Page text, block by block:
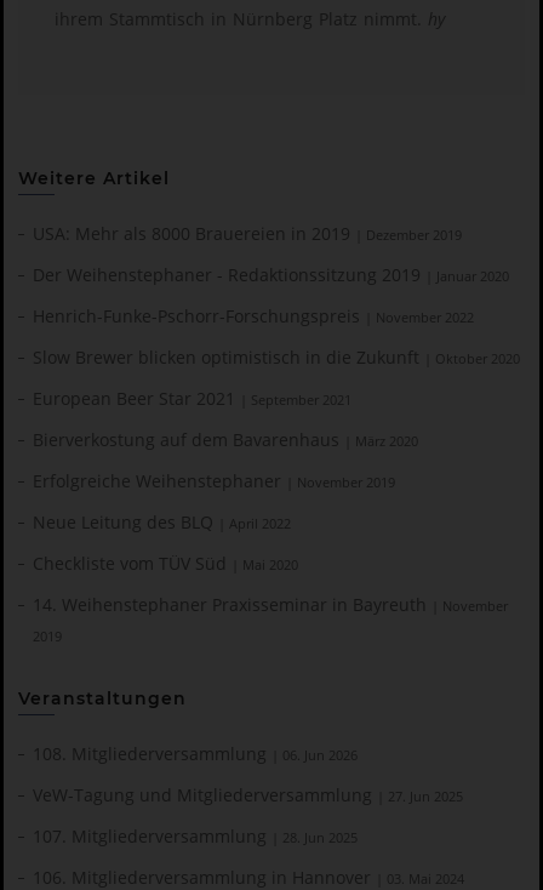
ihrem Stammtisch in Nürnberg Platz nimmt. hy
Weitere Artikel
USA: Mehr als 8000 Brauereien in 2019 | Dezember 2019
Der Weihenstephaner - Redaktionssitzung 2019 | Januar 2020
Henrich-Funke-Pschorr-Forschungspreis | November 2022
Slow Brewer blicken optimistisch in die Zukunft | Oktober 2020
European Beer Star 2021 | September 2021
Bierverkostung auf dem Bavarenhaus | März 2020
Erfolgreiche Weihenstephaner | November 2019
Neue Leitung des BLQ | April 2022
Checkliste vom TÜV Süd | Mai 2020
14. Weihenstephaner Praxisseminar in Bayreuth
| November
Veranstaltungen
108. Mitgliederversammlung | 06. Jun 2026
VeW-Tagung und Mitgliederversammlung | 27. Jun 2025
107. Mitgliederversammlung | 28. Jun 2025
106. Mitgliederversammlung in Hannover | 03. Mai 2024